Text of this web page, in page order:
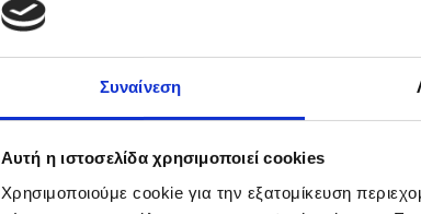
Συναίνεση
Αυτή η ιστοσελίδα χρησιμοποιεί cookies
Χρησιμοποιούμε cookie για την εξατομίκευση
Δεν βρέθηκαν